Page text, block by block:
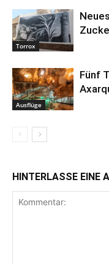
Torrox
Ausflüge
Fünf
HINTERLASSE EINE